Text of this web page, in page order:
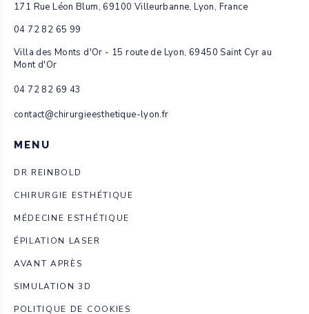
171 Rue Léon Blum, 69100 Villeurbanne, Lyon, France
04 72 82 65 99
Villa des Monts d'Or - 15 route de Lyon, 69450 Saint Cyr au
Mont d'Or
04 72 82 69 43
contact@chirurgieesthetique-lyon.fr
MENU
DR REINBOLD
CHIRURGIE ESTHÉTIQUE
MÉDECINE ESTHÉTIQUE
ÉPILATION LASER
AVANT APRÈS
SIMULATION 3D
POLITIQUE DE COOKIES